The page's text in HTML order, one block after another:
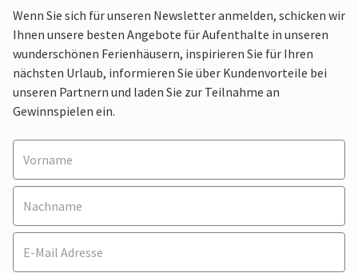
Wenn Sie sich für unseren Newsletter anmelden, schicken wir
Ihnen unsere besten Angebote für Aufenthalte in unseren
wunderschönen Ferienhäusern, inspirieren Sie für Ihren
nächsten Urlaub, informieren Sie über Kundenvorteile bei
unseren Partnern und laden Sie zur Teilnahme an
Gewinnspielen ein.